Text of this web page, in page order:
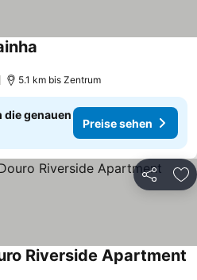
5.1 km bis Zentrum
die genauen
Preise sehen
Teilen
Riverside Apartment